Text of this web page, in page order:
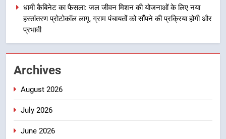
रहा है, जिससे पात्र लोगों को सरकारी
योजनाओं का सीधे लाभ मिल रहा है
4
5
धामी कैबिनेट का फैसला: जल जीवन मिशन की योजनाओं के लिए नया
हस्तांतरण प्रोटोकॉल लागू, ग्राम पंचायतों को सौंपने की प्रक्रिया होगी और
प्रभावी
Archives
August 2026
July 2026
June 2026